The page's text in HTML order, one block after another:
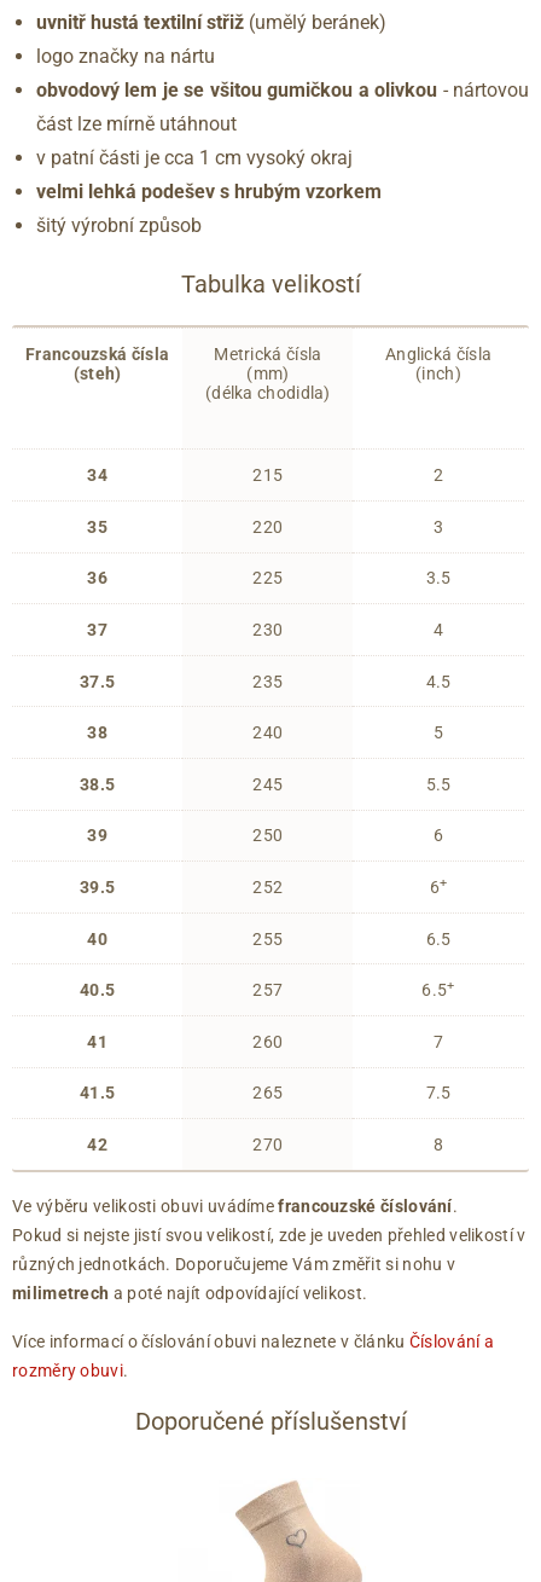
uvnitř hustá textilní střiž (umělý beránek)
logo značky na nártu
obvodový lem je se všitou gumičkou a olivkou - nártovou
část lze mírně utáhnout
v patní části je cca 1 cm vysoký okraj
velmi lehká podešev s hrubým vzorkem
šitý výrobní způsob
Tabulka velikostí
Francouzská čísla
(steh)
34
35
36
37
37.5
38
38.5
39
39.5
40
40.5
41
41.5
42
Metrická čísla
(mm)
(délka chodidla)
215
220
225
230
235
240
245
250
252
255
257
260
265
270
Anglická čísla
(inch)
2
3
3.5
4
4.5
5
5.5
6
6+
6.5
6.5+
7
7.5
8
Ve výběru velikosti obuvi uvádímefrancouzské číslování.
Pokud si nejste jistí svou velikostí, zde je uveden přehled velikostí v
různých jednotkách. Doporučujeme Vám změřit si nohu v
milimetrech a poté najít odpovídající velikost.
Více informací o číslování obuvi naleznete v článku Číslování a
rozměry obuvi.
Doporučené příslušenství